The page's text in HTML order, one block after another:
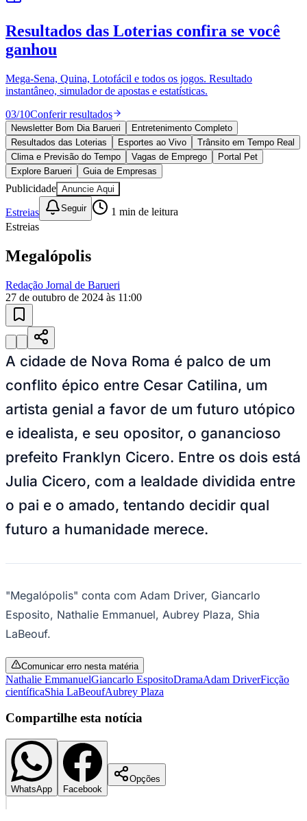
Juventude
Ceará
10 anos de JB
Esportes ao Vivo
atualizadas
Paulistão, Brasileirão, Champions League e mais. Placar em tempo
real, classificação e notícias esportivas.
04 10Acompanhar jogos
Newsletter Bom Dia Barueri
Entretenimento Completo
Resultados das Loterias
Esportes ao Vivo
Trânsito em Tempo Real
Clima e Previsão do Tempo
Vagas de Emprego
Portal Pet
Publicidade Anuncie Aqui
Estreias Seguir 1min de leitura
Estreias
27 de outubro de 2024 às 11:00
A cidade de Nova Roma é palco de um
conflito épico entre Cesar Catilina, um
prefeito Franklyn Cicero. Entre os dois está
Julia Cicero, com a lealdade dividida entre